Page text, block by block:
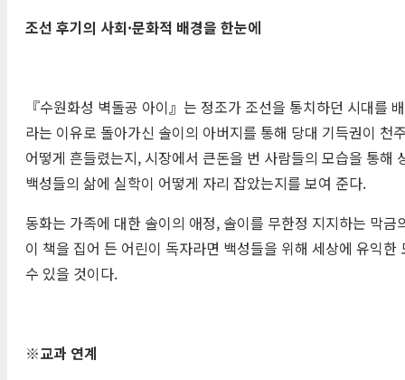
조선 후기의 사회·문화적 배경을 한눈에
『수원화성 벽돌공 아이』는 정조가 조선을 통치하던 시대를
라는 이유로 돌아가신 솔이의 아버지를 통해 당대 기득권이
어떻게 흔들렸는지, 시장에서 큰돈을 번 사람들의 모습을 통
백성들의 삶에 실학이 어떻게 자리 잡았는지를 보여 준다.
동화는 가족에 대한 솔이의 애정, 솔이를 무한정 지지하는 막
이 책을 집어 든 어린이 독자라면 백성들을 위해 세상에 유익
수 있을 것이다.
※교과 연계